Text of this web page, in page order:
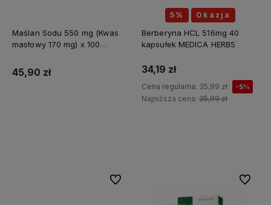
Maślan Sodu 550 mg (Kwas
masłowy 170 mg) x 100
45,90 zł
5% Okazja
Berberyna HCL 516mg 40
kapsułek MEDICA HERBS
34,19 zł
Cena regularna: 35,99 zł -5%
Najniższa cena: 35,99 zł
Do ulubionych Do